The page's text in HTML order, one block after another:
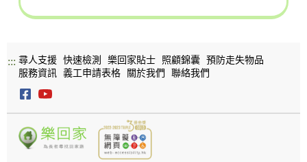
::: 尋人支援 快速檢測 樂回家貼士 照顧錦囊
預防走失物品
服務資訊
義工申請表格 關於我們 聯絡我們